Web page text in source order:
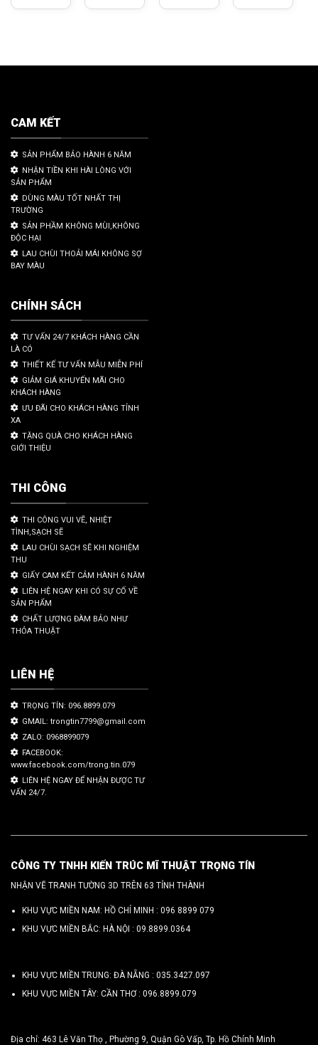
CAM KẾT
SẢN PHẨM BẢO HÀNH 6 NĂM
NHẬN TIỀN KHI HÀI LÒNG VỚI
SẢN PHẨM
DÙNG MÀU TỐT NHẤT THỊ
TRƯỜNG
SẢN PHẦM KHÔNG MÙI,KHÔNG
ĐỘC HẠI
LAU CHÙI THOẢI MÁI KHÔNG SỢ
BAY MÀU
CHÍNH SÁCH
TƯ VẤN 24/7 KHÁCH HÀNG CẦN
LÀ CÓ
THIẾT KẾ TƯ VẤN MẪU MIỄN PHÍ
GIẢM GIÁ KHUYẾN MÃI CHO
KHÁCH HÀNG
ƯU ĐÃI CHO KHÁCH HÀNG TỈNH
XA
TẶNG QUÀ CHO KHÁCH HÀNG
GIỚI THIỆU
THI CÔNG
THI CÔNG VUI VẼ, NHIỆT
TÌNH,SẠCH SẼ
LAU CHÙI SẠCH SẼ KHI NGHIỆM
THU
GIẤY CAM KẾT CẢM HÀNH 6 NĂM
LIÊN HỆ NGAY KHI CÓ SỰ CỐ VỀ
SẢN PHẨM
CHẤT LƯỢNG ĐÀM BẢO NHƯ
THỎA THUẬT
LIÊN HỆ
TRỌNG TÍN: 096.8899.079
GMAIL: trongtin7799@gmail.com
ZALO: 0968899079
FACEBOOK:
www.facebook.com/trong.tin.079
LIÊN HỆ NGAY ĐỂ NHẬN ĐƯỢC TƯ
VẤN 24/7.
CÔNG TY TNHH KIẾN TRÚC MĨ THUẬT TRỌNG TÍN
NHẬN VẼ TRANH TƯỜNG 3D TRÊN 63 TỈNH THÀNH
KHU VỰC MIỀN NAM: HỒ CHÍ MINH : 096 8899 079
KHU VỰC MIỀN BẮC: HÀ NỘI : 09.8899.0364
KHU VỰC MIỀN TRUNG: ĐÀ NẴNG : 035.3427.097
KHU VỰC MIỀN TÂY: CẦN THƠ : 096.8899.079
Địa chỉ: 463 Lê Văn Thọ , Phường 9, Quận Gò Vấp, Tp. Hồ Chính Minh